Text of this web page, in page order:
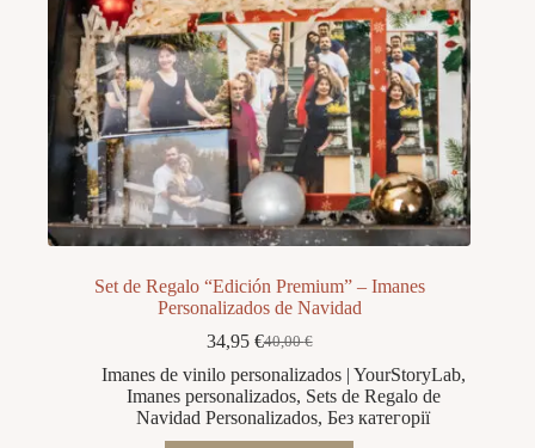
Set de Regalo “Edición Premium” – Imanes
Personalizados de Navidad
40,00€
El
precio
original
era:
40,00 €.
34,95 €El
precio
actual
es:
34,95 €.
Imanes de vinilo personalizados | YourStoryLab,
Imanes personalizados, Sets de Regalo de
Navidad Personalizados,Без категорії